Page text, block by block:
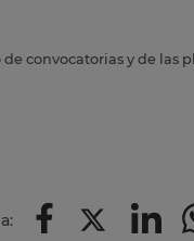
convocatorias y de las